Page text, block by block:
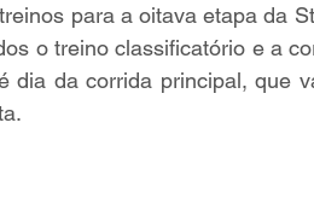
para a oitava etapa da
o treino classificatório e a
dia da corrida principal, que